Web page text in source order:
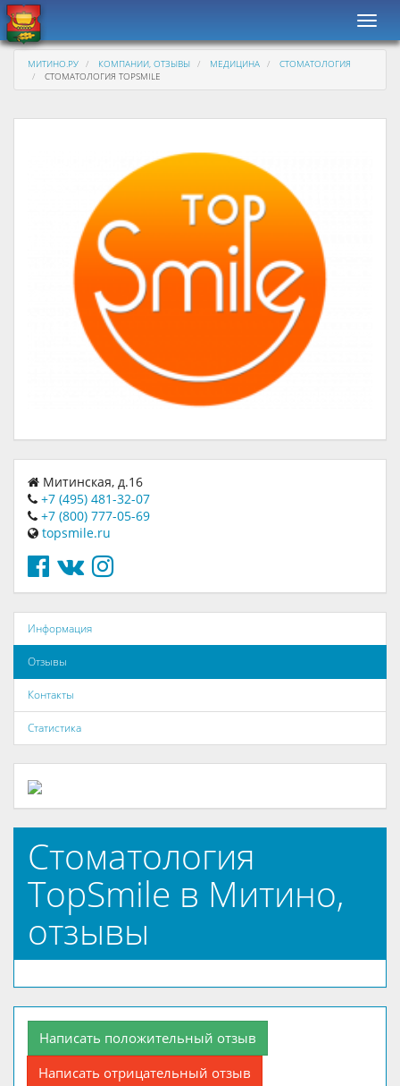
МИТИНО.РУ КОМПАНИИ, ОТЗЫВЫ МЕДИЦИНА
СТОМАТОЛОГИЯ
СТОМАТОЛОГИЯ TOPSMILE
Митинская, д.16
+7 (495) 481-32-07
+7 (800) 777-05-69
topsmile.ru
Информация
Отзывы
Контакты
Статистика
Стоматология
TopSmile в Митино,
отзывы
Написать положительный отзыв
Написать отрицательный отзыв